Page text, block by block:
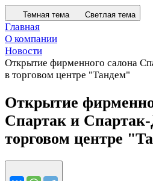
Темная тема Светлая тема
Главная
О компании
Новости
Открытие фирменного салона
в торговом центре "Тандем"
Открытие
Спартак и
торговом центре